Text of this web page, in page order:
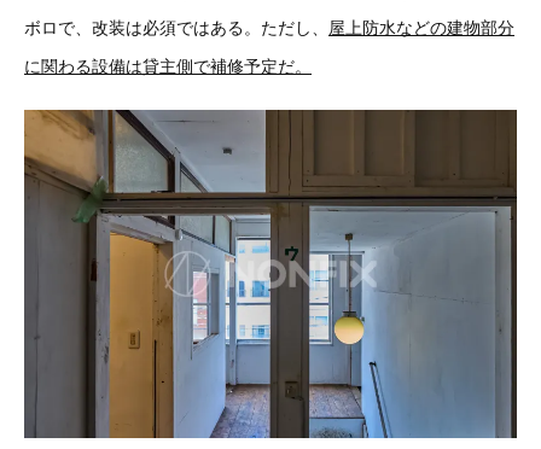
ボロで、改装は必須ではある。ただし、 屋上防水などの建物部分
に関わる設備は貸主側で補修予定だ。